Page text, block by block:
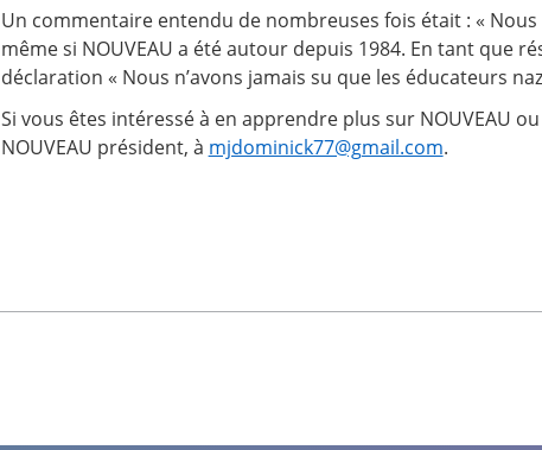
Un commentaire entendu de nombreuses fois était : «
même si NOUVEAU a été autour depuis 1984. En tant que
déclaration « Nous n’avons jamais su que les éducateurs
Si vous êtes intéressé à en apprendre plus sur NOUVEAU
NOUVEAU président, à mjdominick77@gmail.com.